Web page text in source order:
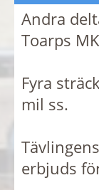
Andra
Toarps
Fyra
mil ss.
erbjuds